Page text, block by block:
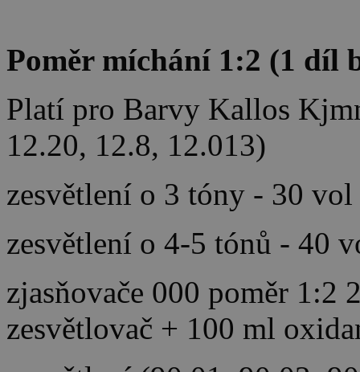
Poměr míchání 1:2 (1 díl
Platí pro Barvy Kallos
12.20, 12.8, 12.013)
zesvětlení o 3 tóny - 30
zesvětlení o 4-5 tónů - 40
zjasňovače 000 poměr 1:2
zesvětlovač + 100 ml